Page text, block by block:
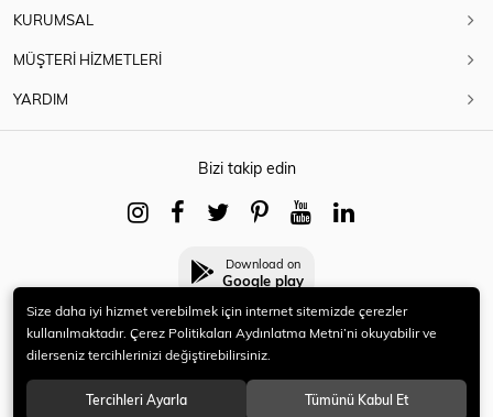
KURUMSAL
MÜŞTERİ HİZMETLERİ
YARDIM
Bizi takip edin
Download on
Google play
© 2021 HERYENİ. Tüm hakları saklıdır.
Size daha iyi hizmet verebilmek için internet sitemizde çerezler
kullanılmaktadır. Çerez Politikaları Aydınlatma Metni’ni okuyabilir ve
dilerseniz tercihlerinizi değiştirebilirsiniz.
Tercihleri Ayarla Tümünü Kabul Et